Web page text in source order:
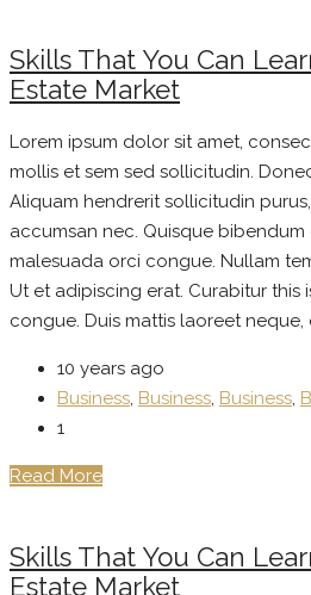
Skills That You Can
Estate Market
Lorem ipsum dolor sit amet,
mollis et sem sed sollicitudin.
Aliquam hendrerit sollicitudin
accumsan nec. Quisque
malesuada orci congue. Nullam
Ut et adipiscing erat. Curabitur this
congue. Duis mattis laoreet neque,
10 years ago
Business, Business, Business,
1
Read More
Skills That You Can
Estate Market